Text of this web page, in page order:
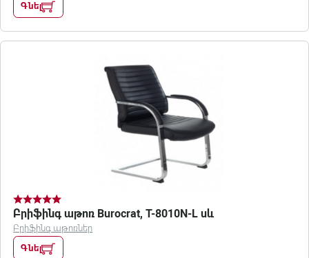
Գնել
Բրիֆինգ աթոռ Burocrat, T-8010N-L սև
Բրիֆինգ աթոռներ
Գնել